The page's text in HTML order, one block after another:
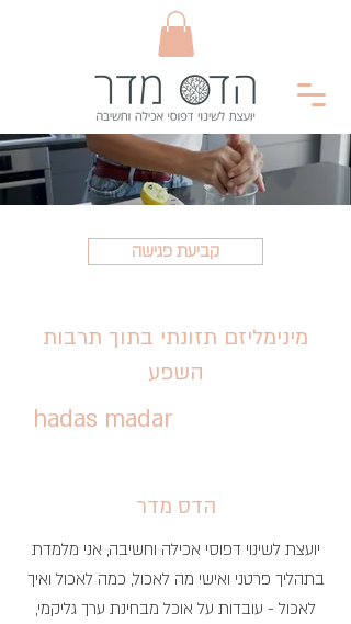
קביעת פגישה
מינימליזם תזונתי בתוך תרבות
השפע
hadas madar
הדס מדר
יועצת לשינוי דפוסי אכילה וחשיבה, אני מלמדת
בתהליך פרטני ואישי מה לאכול, כמה לאכול ואיך
לאכול - עובדות על אוכל מבחינת ערך גליקמי,